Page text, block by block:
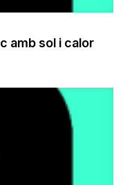
amb sol i calor